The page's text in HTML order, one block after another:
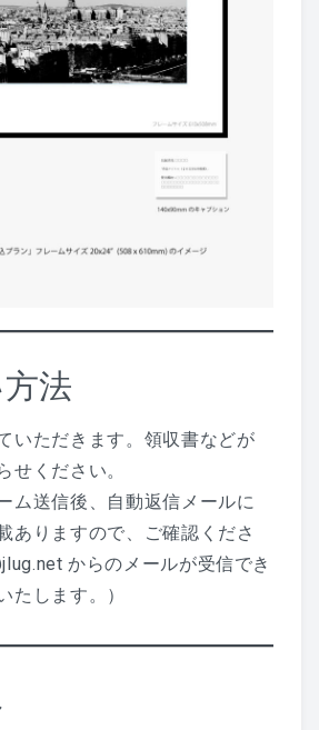
法
いただきます。領収書などが
せください。
ム送信後、自動返信メールに
ありますので、ご確認くださ
からのメールが受信でき
たします。）